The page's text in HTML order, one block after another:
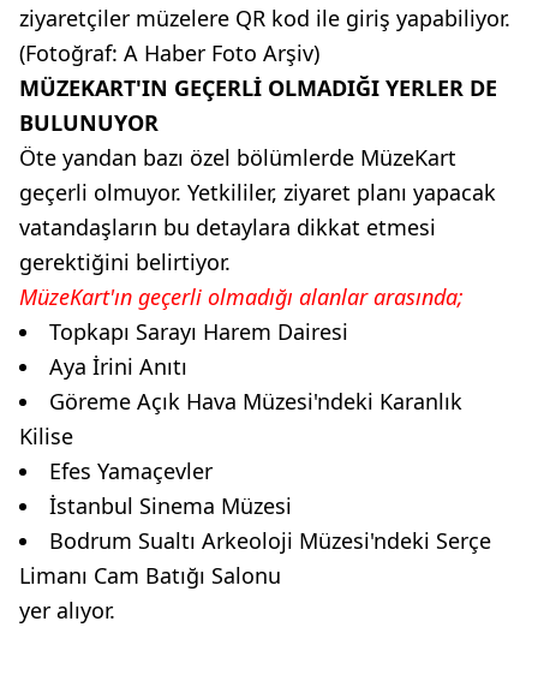
ziyaretçiler müzelere QR kod ile giriş yapabiliyor.
(Fotoğraf: A Haber Foto Arşiv)
MÜZEKART'IN GEÇERLİ OLMADIĞI YERLER DE
BULUNUYOR
Öte yandan bazı özel bölümlerde MüzeKart
geçerli olmuyor. Yetkililer, ziyaret planı yapacak
vatandaşların bu detaylara dikkat etmesi
gerektiğini belirtiyor.
MüzeKart'ın geçerli olmadığı alanlar arasında;
Topkapı Sarayı Harem Dairesi
Aya İrini Anıtı
Göreme Açık Hava Müzesi'ndeki Karanlık
Kilise
Efes Yamaçevler
İstanbul Sinema Müzesi
Bodrum Sualtı Arkeoloji Müzesi'ndeki Serçe
Limanı Cam Batığı Salonu
yer alıyor.